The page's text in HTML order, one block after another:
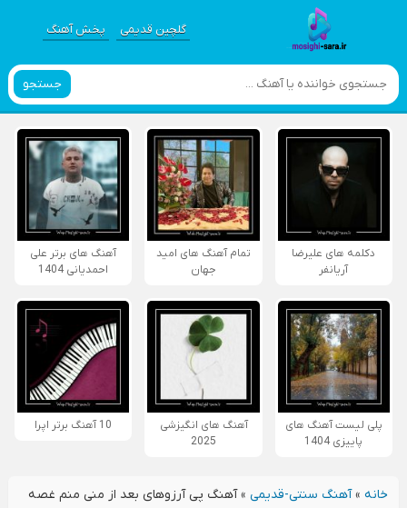
گلچین قدیمی پخش آهنگ
جستجو
دکلمه های علیرضا
آریانفر
تمام آهنگ های امید
جهان
آهنگ های برتر علی
احمدیانی 1404
پلی لیست آهنگ های
پاییزی 1404
آهنگ های انگیزشی
2025
10 آهنگ برتر اپرا
خانه»آهنگ سنتی-قدیمی»آهنگ پی آرزوهای بعد از منی منم غصه